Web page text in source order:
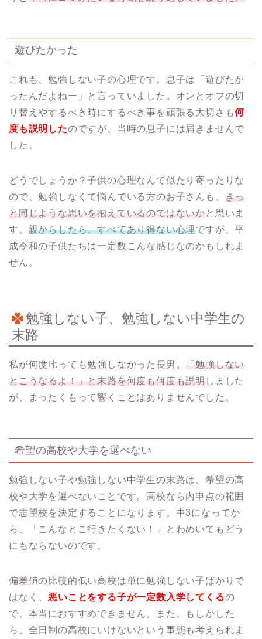
遊びたかった
これも、勉強しない子の心理です。息子は「遊びたか
ったんだよねー」と言っていました。オンとオフの切
り替えやするべき時にするべき事を頑張る大切さも何
度も説明したのですが、当時の息子には届きませんで
した。
どうでしょうか？子供の心理なんて似たり寄ったりな
ので、勉強しなくて悩んでいる方のお子さんも、 きっ
と同じような思いを抱えているのではないかと思いま
す。 親からしたら、すべてあり得ない心理ですが、平
成令和の子供たちは一定数こんな感じなのかもしれま
せん。
勉強しない子、勉強しない中学生の
末路
私が何度𠮟っても勉強しなかった長男。「勉強しない
とこうなるよ！」と末路を何度も何度も説明しました
が、まったくもって響くことはありませんでした。
希望の高校や大学を選べない
勉強しない子や勉強しない中学生の末路は、希望の高
校や大学を選べないことです。高校なら内申点の範囲
で志望校を決定することになります。中3になってか
ら、「こんなとこ行きたくない！」とわめいてもどう
にもならないのです。
偏差値の比較的低い高校は単に勉強しない子ばかりで
はなく、 悪いことをする子が一定数入学してくるの
で、本当におすすめできません。また、もしかした
ら、全日制の高校にいけないという事態も考えられま